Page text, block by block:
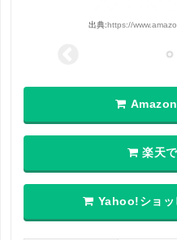
出典:https://
楽天
Yahoo!ショッ